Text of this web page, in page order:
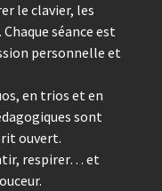
le clavier, les
séance est
personnelle et
en trios et en
sont
ouvert.
respirer… et